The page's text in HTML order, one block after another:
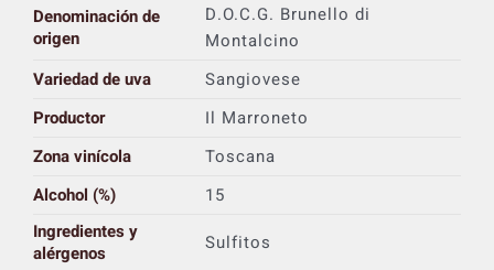
Denominación de
origen
D.O.C.G. Brunello di
Montalcino
Variedad de uva
Sangiovese
Productor
Il Marroneto
Zona vinícola
Toscana
Alcohol (%)
15
Ingredientes y
alérgenos
Sulfitos